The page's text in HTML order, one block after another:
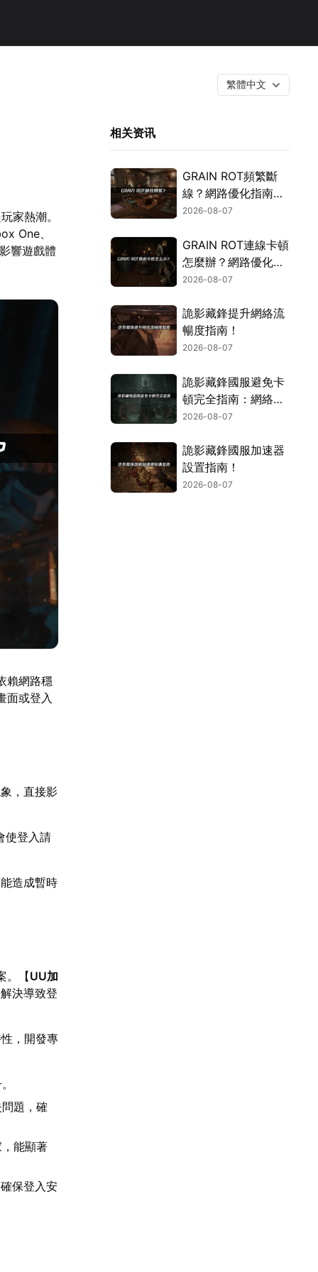
繁體中文
家熱潮。
One、
響遊戲體
賴網路穩
面或登入
，直接影
使登入請
造成暫時
。【UU加
決導致登
，開發專
題，確
能顯著
保登入安
相关资讯
GRAIN ROT頻繁斷
線？網路優化指南一
次搞定！
2026-08-07
GRAIN ROT連線卡頓
怎麼辦？網路優化這
樣解決！
2026-08-07
詭影藏鋒提升網絡流
暢度指南！
2026-08-07
詭影藏鋒國服避免卡
頓完全指南：網絡優
化與解決技巧！
2026-08-07
詭影藏鋒國服加速器
設置指南！
2026-08-07